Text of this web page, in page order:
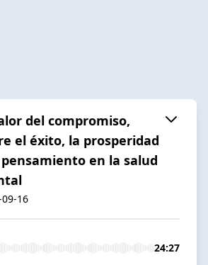
del compromiso,
el éxito, la prosperidad
en la salud
16
24:27